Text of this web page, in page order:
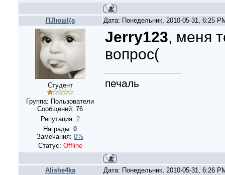
ПJIюшI{а Дата: Понедельник, 2010-05-31, 6:25
Студент
Группа: Пользователи
Сообщений: 76
Репутация: 2
Награды: 0
Замечания: 0%
Статус: Offline
Jerry123, меня
вопрос(
печаль
Alishe4ka Дата: Понедельник, 2010-05-31, 6:26